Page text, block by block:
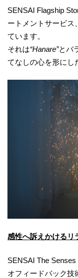
SENSAI Flagship
ートメントサービス
ています。
それは“Hanare”とバ
てなしの心を形にし
感性へ訴えかけるリ
SENSAI The
オフィードバック技